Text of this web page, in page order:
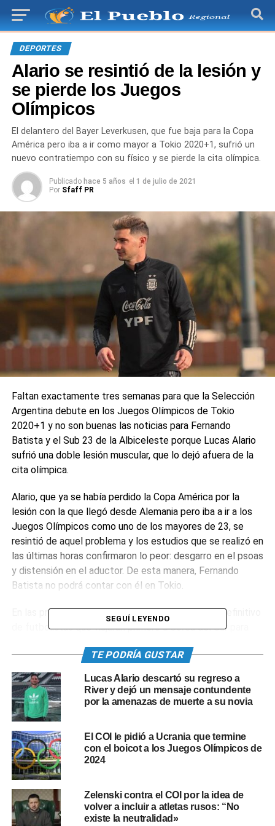
DEPORTES
Alario se resintió de la lesión y
se pierde los Juegos
Olímpicos
El delantero del Bayer Leverkusen, que fue baja para la Copa
América pero iba a ir como mayor a Tokio 2020+1, sufrió un
nuevo contratiempo con su físico y se pierde la cita olímpica.
Publicado hace 5 años el 1 de julio de 2021
Por Sfaff PR
Faltan exactamente tres semanas para que la Selección
Argentina debute en los Juegos Olímpicos de Tokio
2020+1 y no son buenas las noticias para Fernando
Batista y el Sub 23 de la Albiceleste porque Lucas Alario
sufrió una doble lesión muscular, que lo dejó afuera de la
cita olímpica.
Alario, que ya se había perdido la Copa América por la
lesión con la que llegó desde Alemania pero iba a ir a los
Juegos Olímpicos como uno de los mayores de 23, se
resintió de aquel problema y los estudios que se realizó en
las últimas horas confirmaron lo peor: desgarro en el psoas
y distensión en el aductor. De esta manera, Fernando
Batista no podrá contar con él en Tokio.
En las próximas horas, el DT entregará el listado definitivo
de futbolistas que viajarán primero a Corea del Sur para
Juegos Olímpicos en una nómina que finalmente tendrá 22
jugadores, y no 18 como sucede siempre en los torneos
olímpicos.
EL FIXTURE DEL SUB 23 DE
ARGENTINA EN LOS JUEGOS
OLÍMPICOS
Australia- jueves 22 de julio a las 7.30
Egipto – domingo 25 de julio a las 4.30
SEGUÍ LEYENDO
TE PODRÍA GUSTAR
Lucas Alario descartó su regreso a
River y dejó un mensaje contundente
por la amenazas de muerte a su novia
El COI le pidió a Ucrania que termine
con el boicot a los Juegos Olímpicos de
2024
Zelenski contra el COI por la idea de
volver a incluir a atletas rusos: “No
existe la neutralidad»